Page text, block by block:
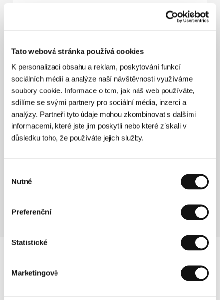
Tato webová stránka používá cookies
K personalizaci obsahu a reklam, poskytování funkcí
sociálních médií a analýze naší návštěvnosti využíváme
soubory cookie. Informace o tom, jak náš web používáte,
sdílíme se svými partnery pro sociální média, inzerci a
analýzy. Partneři tyto údaje mohou zkombinovat s dalšími
informacemi, které jste jim poskytli nebo které získali v
důsledku toho, že používáte jejich služby.
souhlasu
Nutné
Preferenční
Statistické
Marketingové
Sekce:Imagina
Řecké meruňky
(Grčke marelice)
Režie: Jan Krevatin / Chorvatsko, Slovinsko, 2024,
20 min
Future Frames: Generation NEXT
of European Cinema
Režie: Alexandre O. Philippe / USA, 2024, 103 min